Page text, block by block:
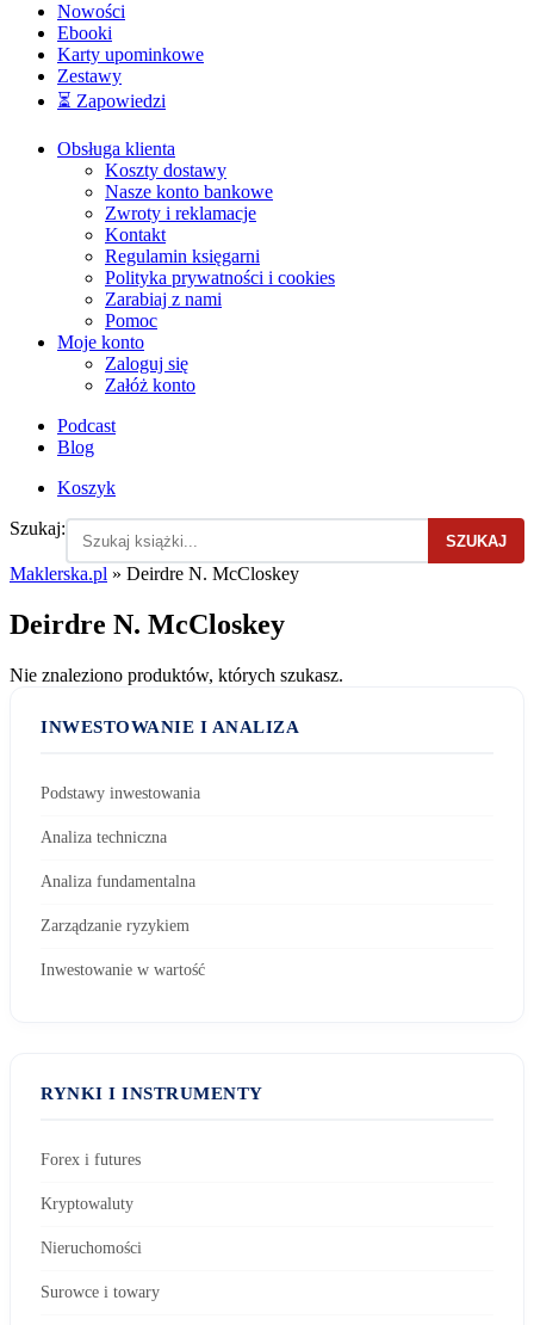
Nowości
Ebooki
Karty upominkowe
Zestawy
⏳ Zapowiedzi
Obsługa klienta
Koszty dostawy
Nasze konto bankowe
Zwroty i reklamacje
Kontakt
Regulamin księgarni
Polityka prywatności i cookies
Zarabiaj z nami
Pomoc
Moje konto
Zaloguj się
Załóż konto
Podcast
Blog
Koszyk
Szukaj:
SZUKAJ
Maklerska.pl » Deirdre N. McCloskey
Deirdre N. McCloskey
Nie znaleziono produktów, których szukasz.
INWESTOWANIE I ANALIZA
Podstawy inwestowania
Analiza techniczna
Analiza fundamentalna
Zarządzanie ryzykiem
Inwestowanie w wartość
RYNKI I INSTRUMENTY
Forex i futures
Kryptowaluty
Nieruchomości
Surowce i towary